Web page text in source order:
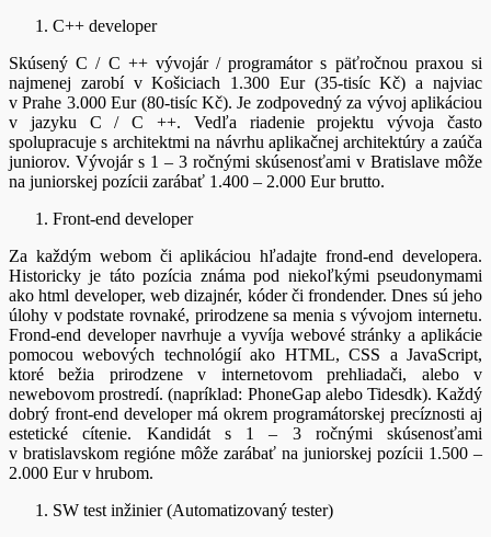
C++ developer
Skúsený C / C ++ vývojár / programátor s päťročnou praxou si
najmenej zarobí v Košiciach 1.300 Eur (35-tisíc Kč) a najviac
v Prahe 3.000 Eur (80-tisíc Kč). Je zodpovedný za vývoj aplikáciou
v jazyku C / C ++. Vedľa riadenie projektu vývoja často
spolupracuje s architektmi na návrhu aplikačnej architektúry a zaúča
juniorov. Vývojár s 1 – 3 ročnými skúsenosťami v Bratislave môže
na juniorskej pozícii zarábať 1.400 – 2.000 Eur brutto.
Front-end developer
Za každým webom či aplikáciou hľadajte frond-end developera.
Historicky je táto pozícia známa pod niekoľkými pseudonymami
ako html developer, web dizajnér, kóder či frondender. Dnes sú jeho
úlohy v podstate rovnaké, prirodzene sa menia s vývojom internetu.
Frond-end developer navrhuje a vyvíja webové stránky a aplikácie
pomocou webových technológií ako HTML, CSS a JavaScript,
ktoré bežia prirodzene v internetovom prehliadači, alebo v
newebovom prostredí. (napríklad: PhoneGap alebo Tidesdk). Každý
dobrý front-end developer má okrem programátorskej precíznosti aj
estetické cítenie. Kandidát s 1 – 3 ročnými skúsenosťami
v bratislavskom regióne môže zarábať na juniorskej pozícii 1.500 –
2.000 Eur v hrubom.
SW test inžinier (Automatizovaný tester)